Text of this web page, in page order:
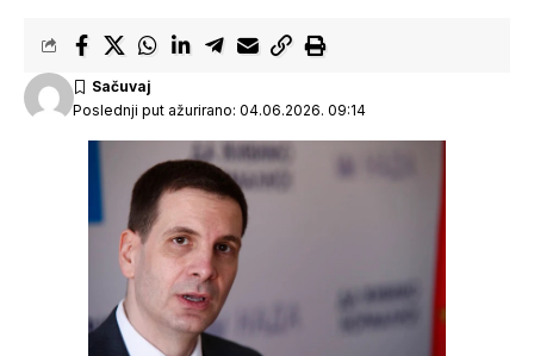
Poslednji put ažurirano: 04.06.2026. 09:14